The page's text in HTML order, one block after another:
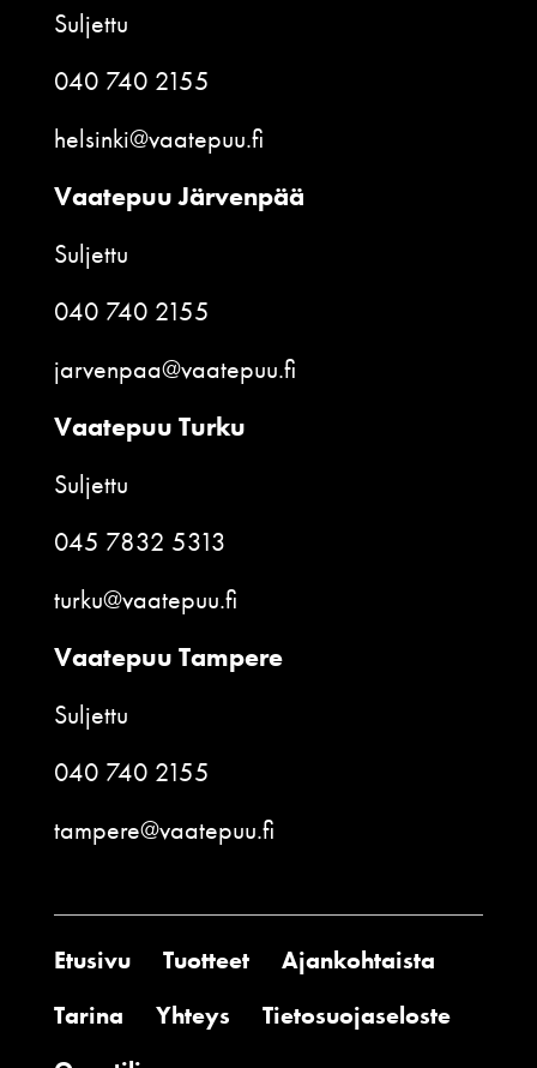
Suljettu
040 740 2155
helsinki@vaatepuu.fi
Vaatepuu Järvenpää
Suljettu
040 740 2155
jarvenpaa@vaatepuu.fi
Vaatepuu Turku
Suljettu
045 7832 5313
turku@vaatepuu.fi
Vaatepuu Tampere
Suljettu
040 740 2155
tampere@vaatepuu.fi
Etusivu Tuotteet
Ajankohtaista
Tarina
Yhteys
Tietosuojaseloste